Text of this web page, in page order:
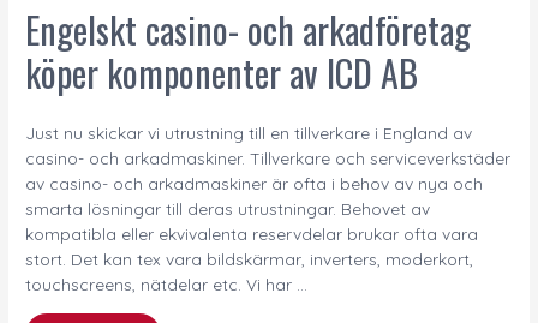
Engelskt casino- och arkadföretag
köper komponenter av ICD AB
Just nu skickar vi utrustning till en tillverkare i England av
casino- och arkadmaskiner. Tillverkare och serviceverkstäder
av casino- och arkadmaskiner är ofta i behov av nya och
smarta lösningar till deras utrustningar. Behovet av
kompatibla eller ekvivalenta reservdelar brukar ofta vara
stort. Det kan tex vara bildskärmar, inverters, moderkort,
touchscreens, nätdelar etc. Vi har …
köper
komponenter
av
AB